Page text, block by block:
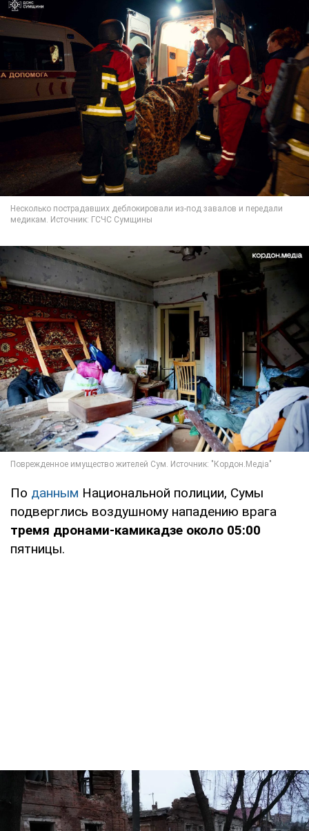
По данным Национальной полиции, Сумы
подверглись воздушному нападению врага
тремя дронами-камикадзе около 05:00
пятницы.